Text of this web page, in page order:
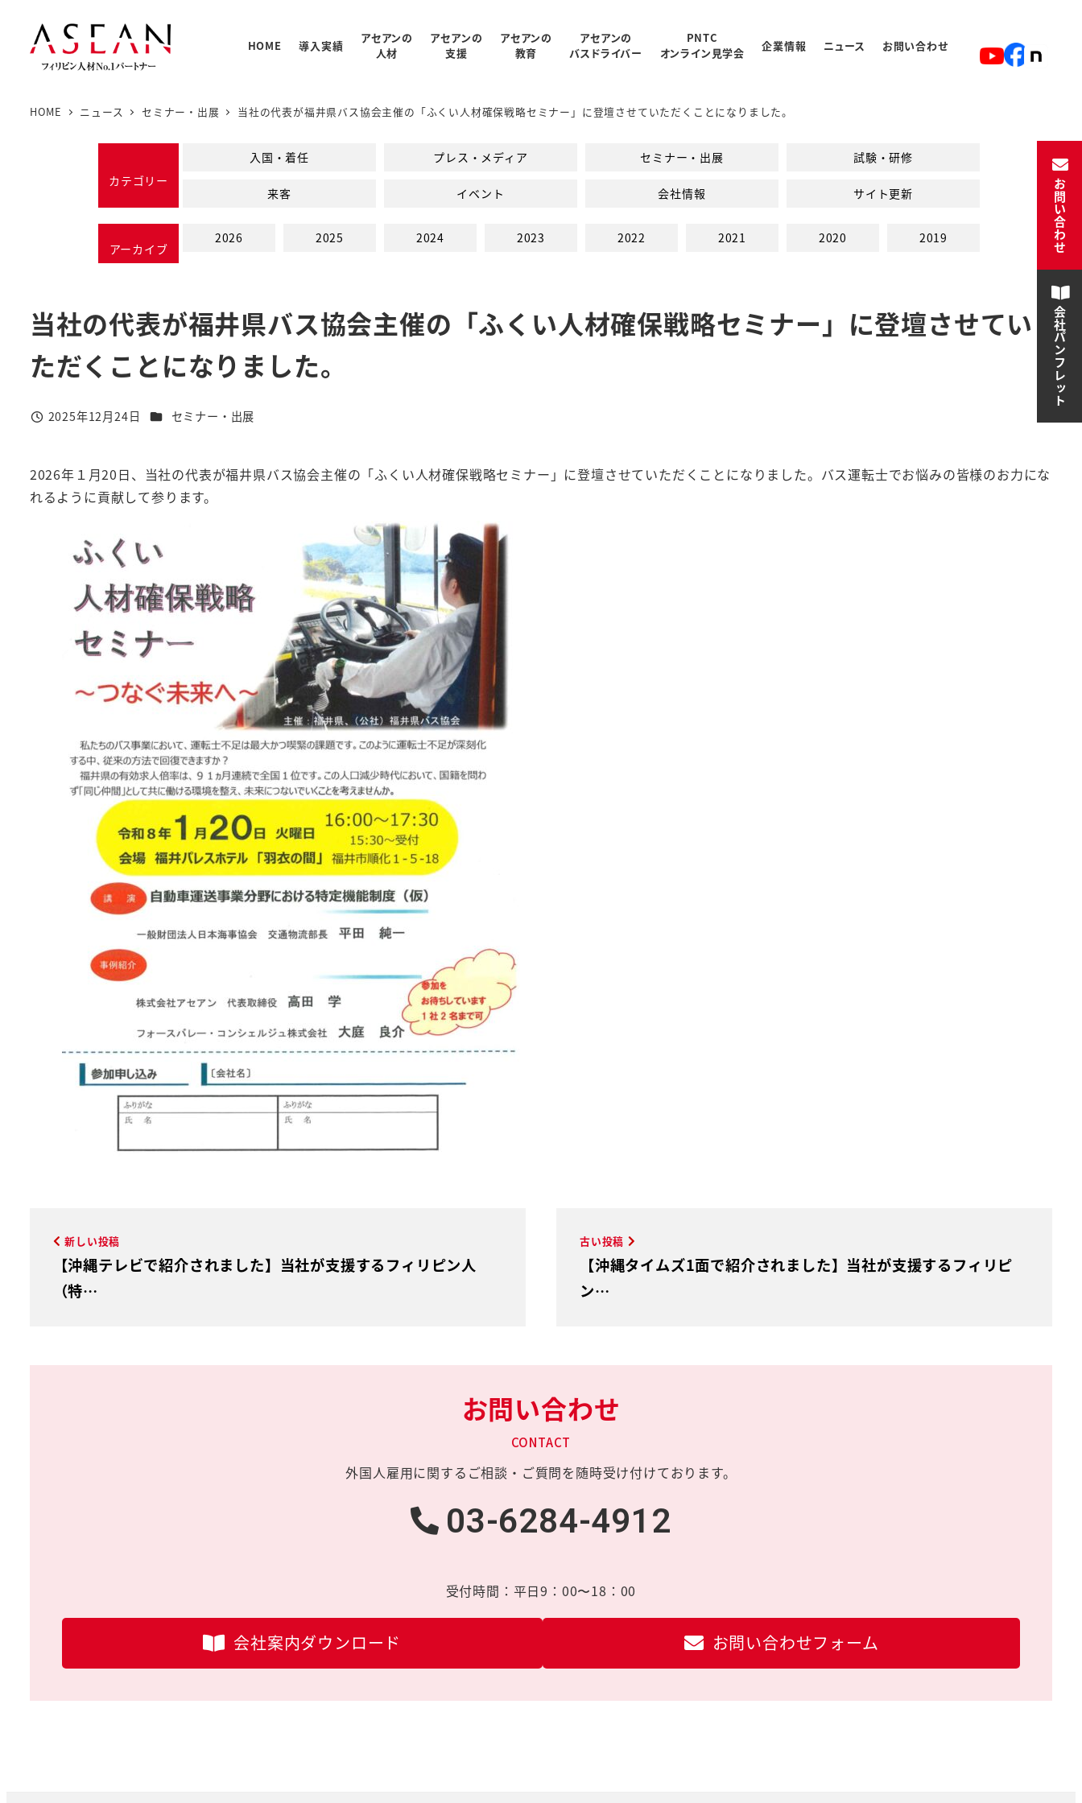
HOME 導入実績
アセアンの
人材
PNTCの教育費
アセアンの
支援
アセアンの
教育
アセアンの
バスドライバー
PNTC
オンライン見学会
企業情報 ニュース お問い合わせ
HOME ニュース セミナー・出展 当社の代表が福井県バス協会主催の「ふくい人材確保戦略セミナー」に登壇させていただくことになりました。
カテゴリー
入国・着任 プレス・メディア セミナー・出展 試験・研修
来客 イベント 会社情報 サイト更新
アーカイブ
2026 2025 2024 2023 2022 2021 2020 2019
当社の代表が福井県バス協会主催の「ふくい人材確保戦略セミナー」に登壇させてい
ただくことになりました。
投稿日
2025年12月24日 カテゴリー
セミナー・出展
2026年１月20日、当社の代表が福井県バス協会主催の「ふくい人材確保戦略セミナー」に登壇させていただくことになりました。バス運転士でお悩みの皆様のお力にな
れるように貢献して参ります。
古い投稿
【沖縄タイムズ1面で紹介されました】当社が支援するフィリピ
ン…
新しい投稿
【沖縄テレビで紹介されました】当社が支援するフィリピン人
（特…
お問い合わせ
CONTACT
外国人雇用に関する ご相談・ご質問を随時受け付けております。
03-6284-4912
受付時間： 平日9：00〜18：00
会社案内ダウンロード お問い合わせフォーム
お問い合わせ
会社パンフレット